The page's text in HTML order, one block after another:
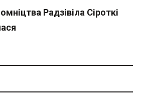
Радзівіла Сіроткі